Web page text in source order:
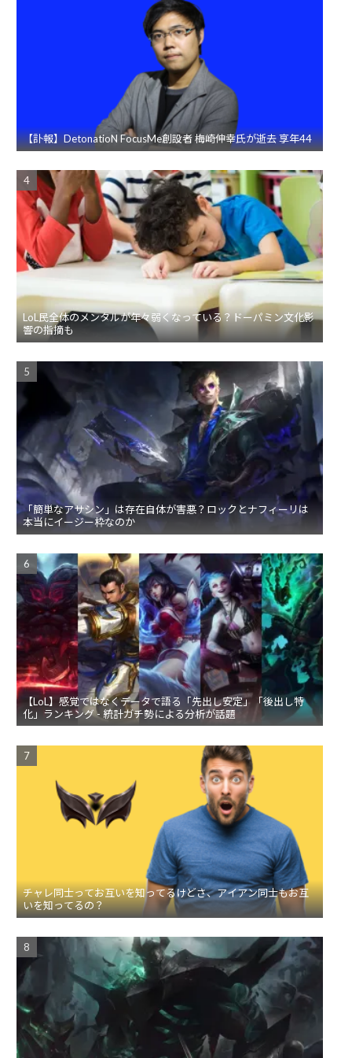
【訃報】DetonatioN FocusMe創設者 梅崎伸幸氏が逝去 享年44
LoL民全体のメンタルが年々弱くなっている？ドーパミン文化影
響の指摘も
「簡単なアサシン」は存在自体が害悪？ロックとナフィーリは
本当にイージー枠なのか
【LoL】感覚ではなくデータで語る「先出し安定」「後出し特
化」ランキング - 統計ガチ勢による分析が話題
チャレ同士ってお互いを知ってるけどさ、アイアン同士もお互
いを知ってるの？